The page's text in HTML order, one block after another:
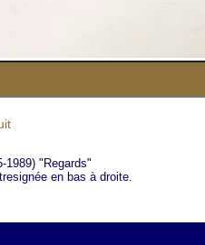
1989) "Regards"
en bas à droite.